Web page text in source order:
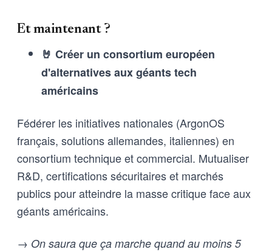
Et maintenant ?
🤘 Créer un consortium européen
d'alternatives aux géants tech
américains
Fédérer les initiatives nationales (ArgonOS
français, solutions allemandes, italiennes) en
consortium technique et commercial. Mutualiser
R&D, certifications sécuritaires et marchés
publics pour atteindre la masse critique face aux
géants américains.
→ On saura que ça marche quand au moins 5